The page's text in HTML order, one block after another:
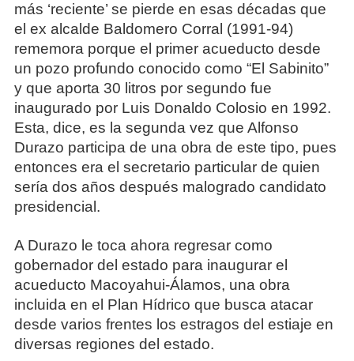
más ‘reciente’ se pierde en esas décadas que
el ex alcalde Baldomero Corral (1991-94)
rememora porque el primer acueducto desde
un pozo profundo conocido como “El Sabinito”
y que aporta 30 litros por segundo fue
inaugurado por Luis Donaldo Colosio en 1992.
Esta, dice, es la segunda vez que Alfonso
Durazo participa de una obra de este tipo, pues
entonces era el secretario particular de quien
sería dos años después malogrado candidato
presidencial.
A Durazo le toca ahora regresar como
gobernador del estado para inaugurar el
acueducto Macoyahui-Álamos, una obra
incluida en el Plan Hídrico que busca atacar
desde varios frentes los estragos del estiaje en
diversas regiones del estado.